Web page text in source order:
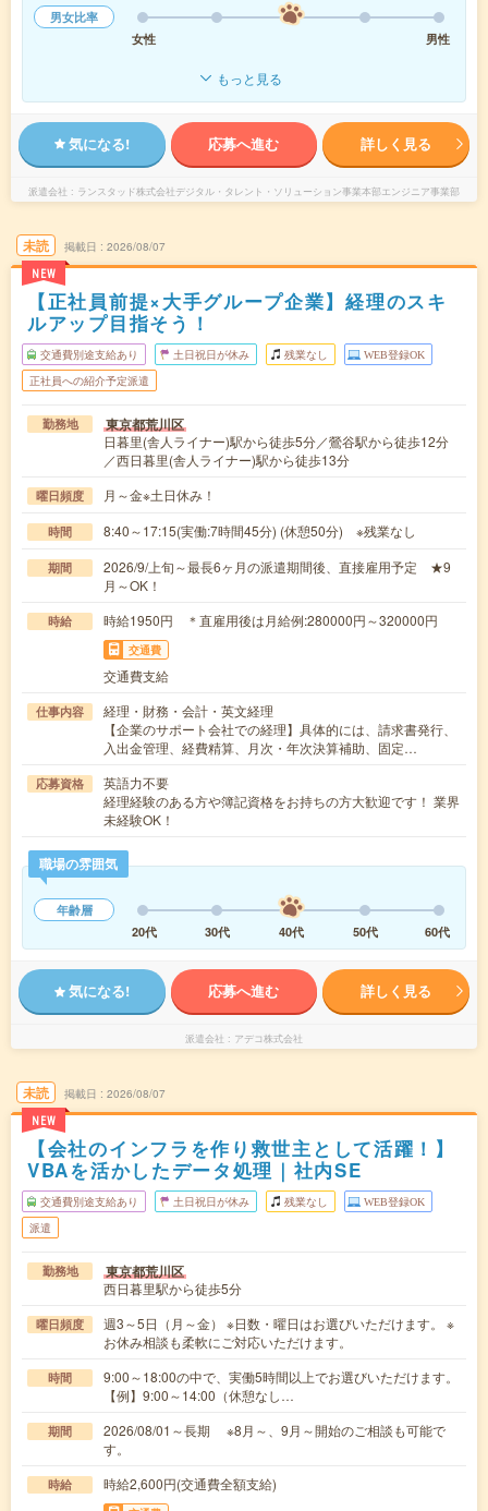
男女比率
女性
男性
もっと見る
気になる! 応募へ進む 詳しく見る
派遣会社 ランスタッド株式会社デジタル・タレント・ソリューション事業本部エンジニア事業部
未読
NEW
掲載日 2026/08/07
【正社員前提×大手グループ企業】経理のスキ
ルアップ目指そう！
交通費別途支給あり 土日祝日が休み 残業なし WEB登録OK
正社員への紹介予定派遣
勤務地 東京都荒川区
日暮里(舎人ライナー)駅から徒歩5分／鶯谷駅から徒歩12分
／西日暮里(舎人ライナー)駅から徒歩13分
曜日頻度 月～金※土日休み！
時間 8:40～17:15(実働:7時間45分) (休憩50分) ※残業なし
期間
2026/9/上旬～最長6ヶ月の派遣期間後、直接雇用予定 ★9
月～OK！
時給 時給1950円 ＊直雇用後は月給例:280000円～320000円
交通費
交通費支給
仕事内容
経理・財務・会計・英文経理
【企業のサポート会社での経理】具体的には、請求書発行、
入出金管理、経費精算、月次・年次決算補助、固定…
応募資格
英語力不要
経理経験のある方や簿記資格をお持ちの方大歓迎です！ 業界
未経験OK！
職場の雰囲気
年齢層
20代
30代 40代 50代 60代
気になる! 応募へ進む 詳しく見る
派遣会社 アデコ株式会社
未読
NEW
掲載日 2026/08/07
【会社のインフラを作り救世主として活躍！】
VBAを活かしたデータ処理｜社内SE
交通費別途支給あり 土日祝日が休み 残業なし WEB登録OK
派遣
勤務地 東京都荒川区
西日暮里駅から徒歩5分
曜日頻度
週3～5日（月～金） ※日数・曜日はお選びいただけます。 ※
お休み相談も柔軟にご対応いただけます。
時間
9:00～18:00の中で、実働5時間以上でお選びいただけます。
【例】9:00～14:00（休憩なし…
期間
2026/08/01～長期 ※8月～、9月～開始のご相談も可能で
す。
時給 時給2,600円(交通費全額支給)